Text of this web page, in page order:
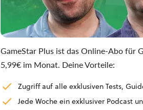
GameStar Plus ist das Online-Abo für
5,99€ im Monat. Deine Vorteile:
Zugriff auf alle exklusiven Tests,
Jede Woche ein exklusiver Podcast